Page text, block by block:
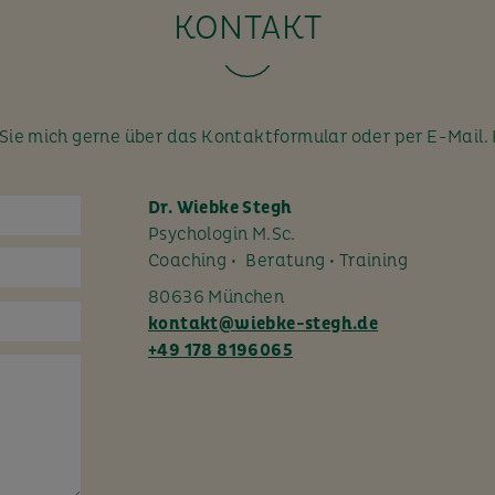
KONTAKT
mich gerne über das Kontaktformular oder per E-Mail.
Dr. Wiebke Stegh
Psychologin M.Sc.
Coaching • Beratung • Training
80636 München
kontakt@wiebke-stegh.de
+49 178 8196065